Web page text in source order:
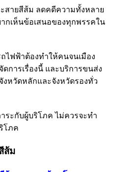
สายสีส้ม ลดคดีความทั้งหลาย
กเห็นข้อเสนอของทุกพรรคใน
ไฟฟ้าต้องทำให้คนจนเมือง
ดการเรื่องนี้ และบริการขนส่ง
หวัดหลักและจังหวัดรองทั่ว
ระกับผู้บริโภค ไม่ควรจะทำ
โภค
ส้ม